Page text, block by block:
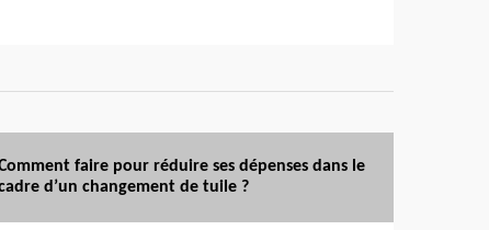
faire pour réduire ses dépenses dans le
d’un changement de tuile ?